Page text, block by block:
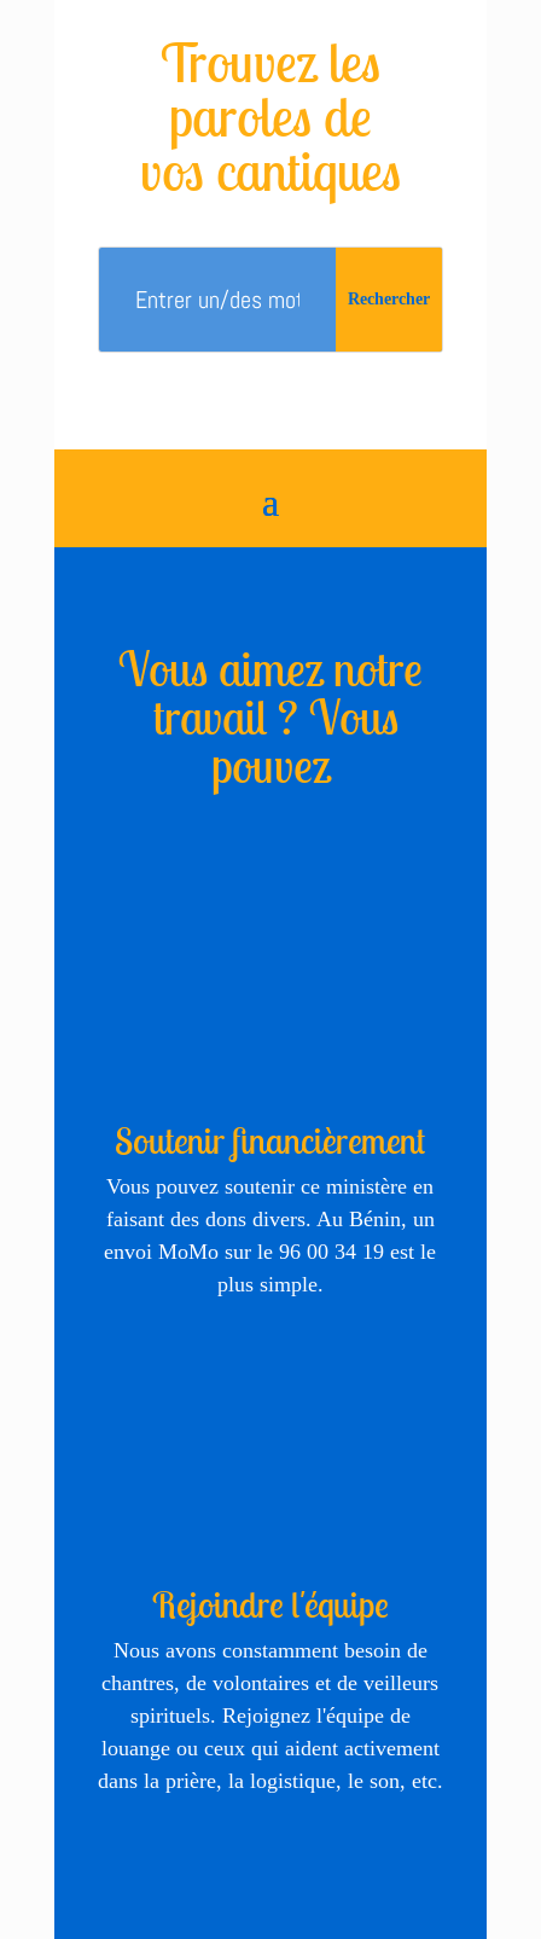
Trouvez les
paroles de
vos cantiques
Vous aimez notre
travail ? Vous
pouvez
Soutenir financièrement
Vous pouvez soutenir ce ministère en
faisant des dons divers. Au Bénin, un
envoi MoMo sur le 96 00 34 19 est le
plus simple.
Rejoindre l'équipe
Nous avons constamment besoin de
chantres, de volontaires et de veilleurs
spirituels. Rejoignez l'équipe de
louange ou ceux qui aident activement
dans la prière, la logistique, le son, etc.